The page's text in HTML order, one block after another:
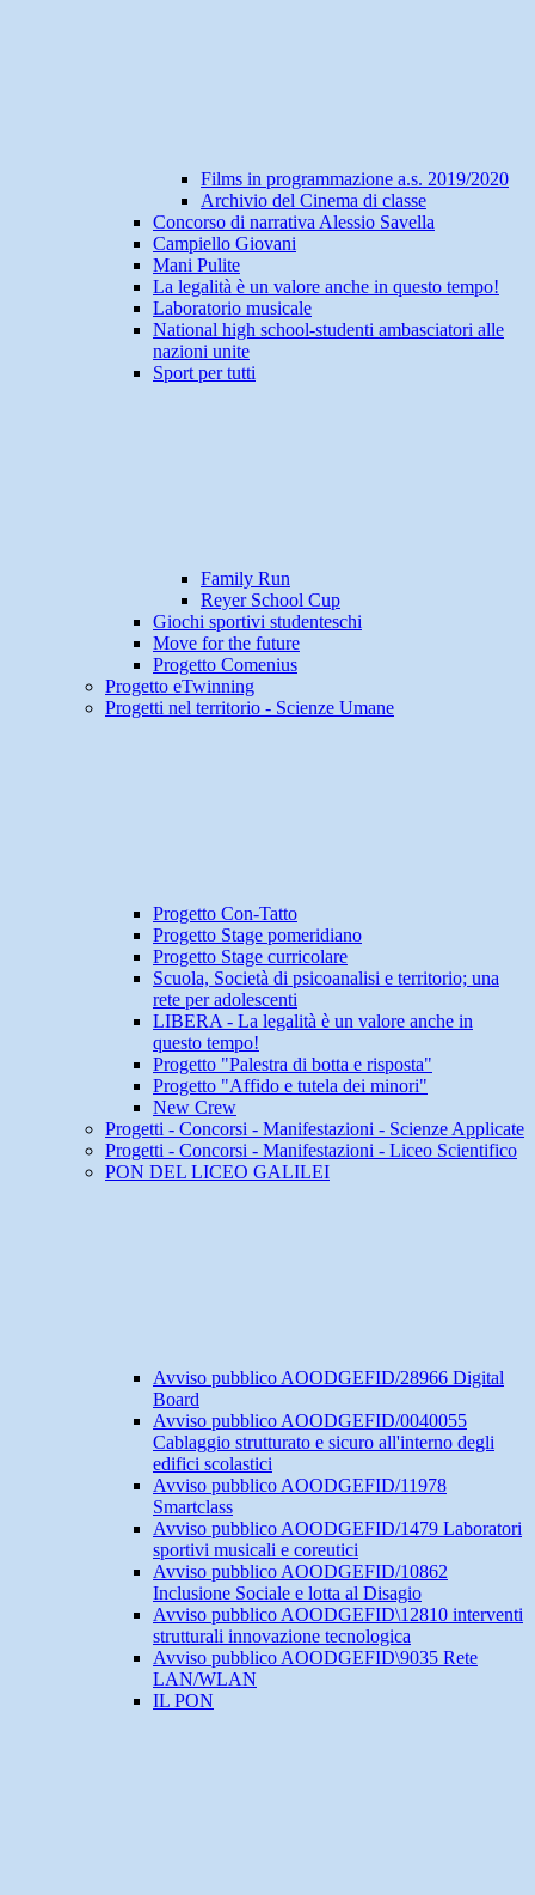
Films in programmazione a.s. 2019/2020
Archivio del Cinema di classe
Concorso di narrativa Alessio Savella
Campiello Giovani
Mani Pulite
La legalità è un valore anche in questo tempo!
Laboratorio musicale
National high school-studenti ambasciatori alle
nazioni unite
Sport per tutti
Family Run
Reyer School Cup
Giochi sportivi studenteschi
Move for the future
Progetto Comenius
Progetto eTwinning
Progetti nel territorio - Scienze Umane
Progetto Con-Tatto
Progetto Stage pomeridiano
Progetto Stage curricolare
Scuola, Società di psicoanalisi e territorio; una
rete per adolescenti
LIBERA - La legalità è un valore anche in
questo tempo!
Progetto "Palestra di botta e risposta"
Progetto "Affido e tutela dei minori"
New Crew
Progetti - Concorsi - Manifestazioni - Scienze Applicate
Progetti - Concorsi - Manifestazioni - Liceo Scientifico
PON DEL LICEO GALILEI
Avviso pubblico AOODGEFID/28966 Digital
Board
Avviso pubblico AOODGEFID/0040055
Cablaggio strutturato e sicuro all'interno degli
edifici scolastici
Avviso pubblico AOODGEFID/11978
Smartclass
Avviso pubblico AOODGEFID/1479 Laboratori
sportivi musicali e coreutici
Avviso pubblico AOODGEFID/10862
Inclusione Sociale e lotta al Disagio
Avviso pubblico AOODGEFID\12810 interventi
strutturali innovazione tecnologica
Avviso pubblico AOODGEFID\9035 Rete
LAN/WLAN
IL PON